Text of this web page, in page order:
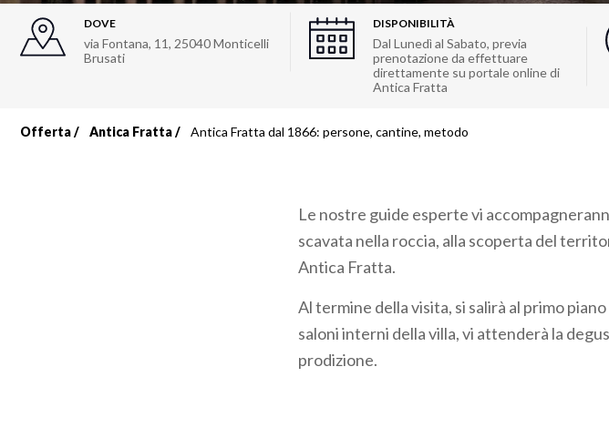
DOVE
via Fontana, 11, 25040Monticelli
Brusati
DISPONIBILITÀ
Dal Lunedì al Sabato, previa
prenotazione da effettuare
direttamente su portale online di
Antica Fratta
Offerta Antica Fratta Antica Fratta dal 1866: persone, cantine, metodo
Le nostre guide esperte vi
scavata nella roccia, alla scoperta del
Antica Fratta.
Al termine della visita, si salirà al primo
saloni interni della villa, vi attenderà la
prodizione.